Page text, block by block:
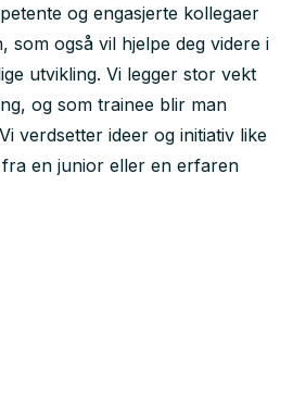
og engasjerte kollegaer
som også vil hjelpe deg videre i
utvikling. Vi legger stor vekt
og som trainee blir man
verdsetter ideer og initiativ like
en junior eller en erfaren